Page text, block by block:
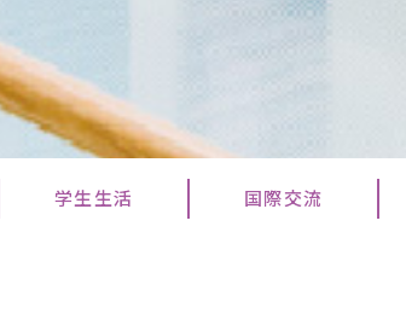
学生生活 国際交流